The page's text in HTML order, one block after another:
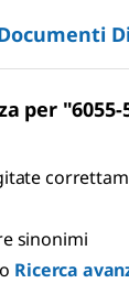
per "6055-
sinonimi
o Ricerca